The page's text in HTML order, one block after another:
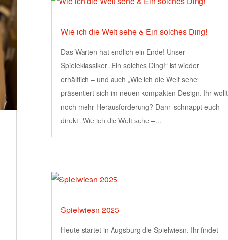
Wie ich die Welt sehe & Ein solches Ding!
Das Warten hat endlich ein Ende! Unser
Spieleklassiker „Ein solches Ding!“ ist wieder
erhältlich – und auch „Wie ich die Welt sehe“
präsentiert sich im neuen kompakten Design. Ihr wollt
noch mehr Herausforderung? Dann schnappt euch
direkt „Wie ich die Welt sehe –...
Spielwiesn 2025
Heute startet in Augsburg die Spielwiesn. Ihr findet